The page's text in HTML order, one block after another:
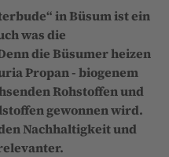
in Büsum ist ein
was die
die Büsumer heizen
Propan - biogenem
Rohstoffen und
gewonnen wird.
Nachhaltigkeit und